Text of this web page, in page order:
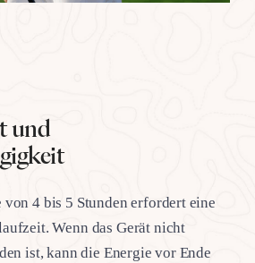
und
von 4 bis 5 Stunden erfordert eine
Wenn das Gerät nicht
ist, kann die Energie vor Ende